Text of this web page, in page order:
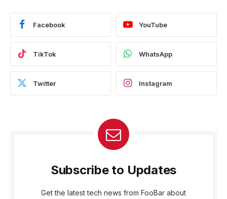
Facebook YouTube
TikTok WhatsApp
Twitter Instagram
Subscribe to Updates
Get the latest tech news from FooBar about